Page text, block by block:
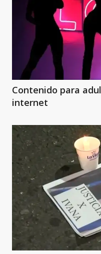
Contenido para
internet